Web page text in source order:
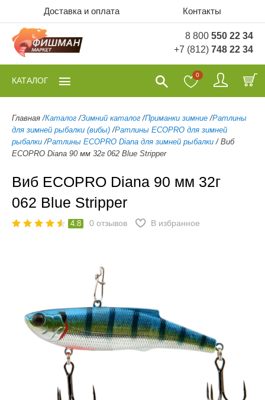
Доставка и оплата Контакты
8 800 550 22 34
+7 (812) 748 22 34
0
КАТАЛОГ
Главная /Каталог /Зимний каталог /Приманки зимние /Ратлины
для зимней рыбалки (вибы) /Ратлины ECOPRO для зимней
рыбалки /Ратлины ECOPRO Diana для зимней рыбалки / Виб
ECOPRO Diana 90 мм 32г 062 Blue Stripper
Виб ECOPRO Diana 90 мм 32г
062 Blue Stripper
4.8 0 отзывов В избранное